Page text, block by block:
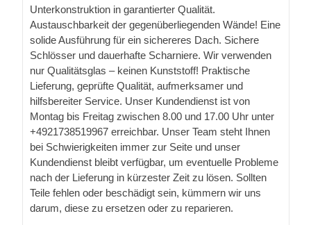
Unterkonstruktion in garantierter Qualität.
Austauschbarkeit der gegenüberliegenden Wände! Eine
solide Ausführung für ein sichereres Dach. Sichere
Schlösser und dauerhafte Scharniere. Wir verwenden
nur Qualitätsglas – keinen Kunststoff! Praktische
Lieferung, geprüfte Qualität, aufmerksamer und
hilfsbereiter Service. Unser Kundendienst ist von
Montag bis Freitag zwischen 8.00 und 17.00 Uhr unter
+4921738519967 erreichbar. Unser Team steht Ihnen
bei Schwierigkeiten immer zur Seite und unser
Kundendienst bleibt verfügbar, um eventuelle Probleme
nach der Lieferung in kürzester Zeit zu lösen. Sollten
Teile fehlen oder beschädigt sein, kümmern wir uns
darum, diese zu ersetzen oder zu reparieren.